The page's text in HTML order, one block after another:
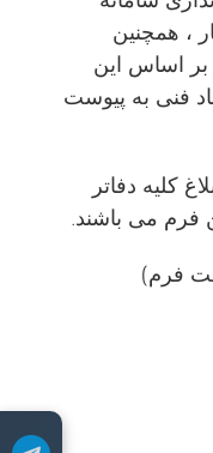
، همچنین
اساس این
فنی به پیوست
کلیه دفاتر
فرم می باشند.
فرم)